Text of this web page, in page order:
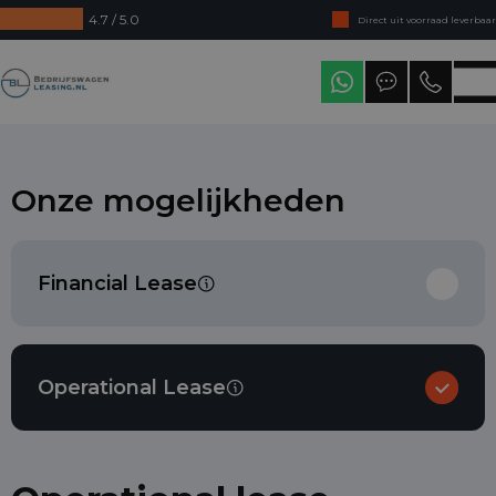
4.7 / 5.0
Direct uit voorraad leverbaar
Levering in heel Nederland
Onze mogelijkheden
Financial Lease
Operational Lease